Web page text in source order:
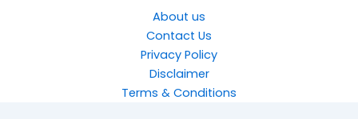
About us
Contact Us
Privacy Policy
Disclaimer
Terms & Conditions